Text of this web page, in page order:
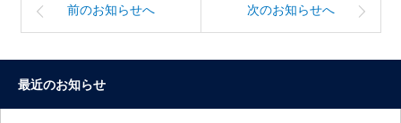
前のお知らせへ 次のお知らせへ
最近のお知らせ